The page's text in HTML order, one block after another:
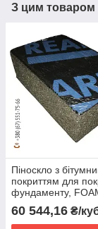
З цим товаром
Піноскло з
покриттям для
фундаменту,
T4+ READY
1200х600
60 544,16 ₴/